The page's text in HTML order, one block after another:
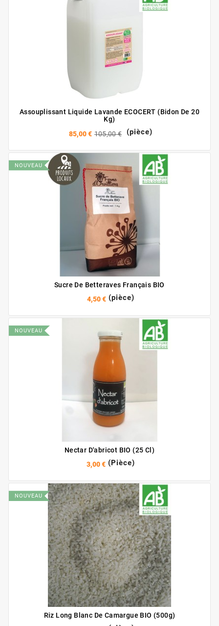
Assouplissant Liquide Lavande ECOCERT (bidon De 20
Kg)
85,00 € 105,00 € (pièce)
NOUVEAU
Sucre De Betteraves Français BIO
4,50 € (pièce)
NOUVEAU
Nectar D'abricot BIO (25 Cl)
3,00 € (Pièce)
NOUVEAU
Riz Long Blanc De Camargue BIO (500g)